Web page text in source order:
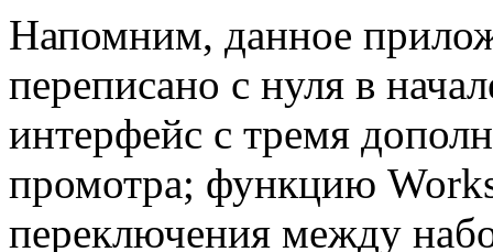
Напомним, данное
переписано с нуля в
интерфейс с тремя
промотра; функцию
переключения между